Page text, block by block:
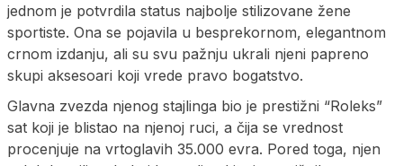
jednom je potvrdila status najbolje stilizovane žene
sportiste. Ona se pojavila u besprekornom, elegantnom
crnom izdanju, ali su svu pažnju ukrali njeni papreno
skupi aksesoari koji vrede pravo bogatstvo.
Glavna zvezda njenog stajlinga bio je prestižni “Roleks”
sat koji je blistao na njenoj ruci, a čija se vrednost
procenjuje na vrtoglavih 35.000 evra. Pored toga, njen